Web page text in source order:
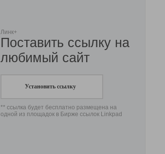
Линк+
Поставить ссылку на
любимый сайт
Установить ссылку
** ссылка будет бесплатно размещена на
одной из площадок в Бирже ссылок Linkpad